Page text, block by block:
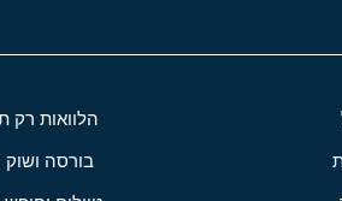
הלוואות רק
בורסה ושוק